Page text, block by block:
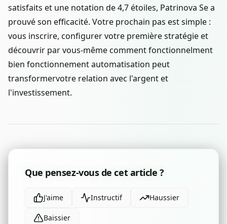
satisfaits et une notation de 4,7 étoiles, Patrinova Se a
prouvé son efficacité. Votre prochain pas est simple :
vous inscrire, configurer votre première stratégie et
découvrir par vous-même comment fonctionnelment
bien fonctionnement automatisation peut
transformervotre relation avec l'argent et
l'investissement.
Que pensez-vous de cet article ?
J'aime Instructif Haussier
Baissier